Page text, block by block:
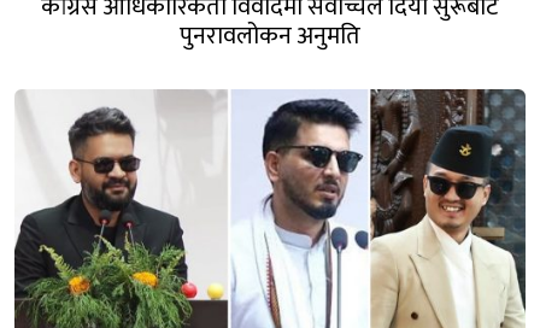
पुनरावलोकन अनुमति